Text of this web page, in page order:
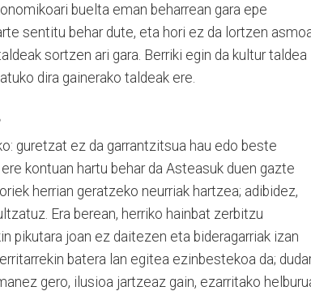
buelta eman beharrean gara epe
sentitu behar dute, eta hori ez da lortzen
sortzen ari gara. Berriki egin da kultur taldea
dira gainerako taldeak ere.
guretzat ez da garrantzitsua hau edo beste
kontuan hartu behar da Asteasuk duen gazte
herrian geratzeko neurriak hartzea; adibidez,
Era berean, herriko hainbat zerbitzu
pikutara joan ez daitezen eta bideragarriak izan
batera lan egitea ezinbestekoa da;
gero, ilusioa jartzeaz gain, ezarritako